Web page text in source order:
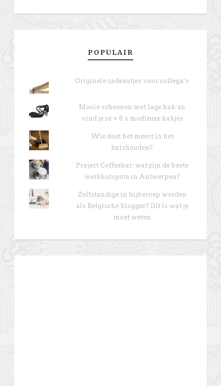
POPULAIR
Originele cadeautjes voor collega’s
Mooie schoenen met lage hak: zo
vind je ze + 8 x modieuze hakjes
Wie doet het meest in het
huishouden?
Project Coffeebar: wat zijn de beste
werkhotspots in Antwerpen?
Zelfstandige in bijberoep worden
als Belgische blogger? Dit is wat je
moet weten